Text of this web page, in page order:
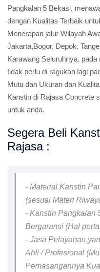
Pangkalan 5 Bekasi,
dengan Kualitas Terbaik
Menerapan jalur Wilayah
Jakarta,Bogor, Depok,
Karawang Seluruhnya,
tidak perlu di ragukan lagi
Mutu dan Ukuran dan
Kanstin di Rajasa Concrete
untuk anda.
Segera Beli
Rajasa :
- Material Kanstin
(sesuai Materi
- Kanstin Pangkalan
Bergaransi (Hal
- Jasa Pelayanan
Ahli / Profesional
Pemasangannya